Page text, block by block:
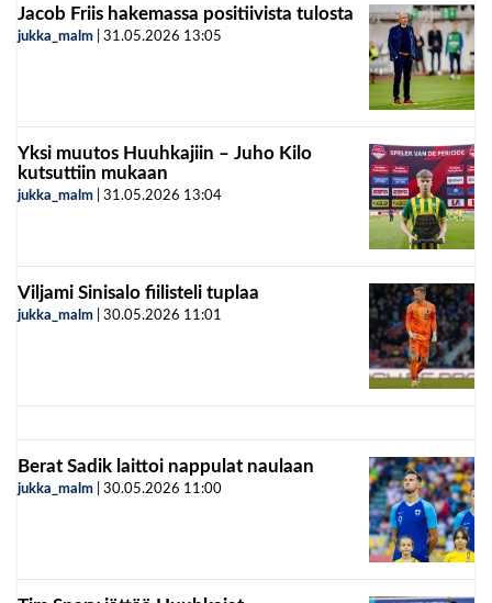
Jacob Friis hakemassa positiivista tulosta
jukka_malm 31.05.2026 13:05
Yksi muutos Huuhkajiin – Juho Kilo
kutsuttiin mukaan
jukka_malm 31.05.2026 13:04
Viljami Sinisalo fiilisteli tuplaa
jukka_malm 30.05.2026 11:01
Berat Sadik laittoi nappulat naulaan
jukka_malm 30.05.2026 11:00